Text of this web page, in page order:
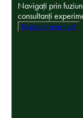
Navigați prin
consultanți
Explorați mai mult